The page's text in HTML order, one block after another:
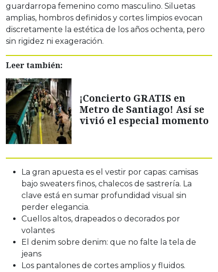
guardarropa femenino como masculino. Siluetas
amplias, hombros definidos y cortes limpios evocan
discretamente la estética de los años ochenta, pero
sin rigidez ni exageración.
Leer también:
¡Concierto GRATIS en
Metro de Santiago! Así se
vivió el especial momento
La gran apuesta es el vestir por capas: camisas
bajo sweaters finos, chalecos de sastrería. La
clave está en sumar profundidad visual sin
perder elegancia.
Cuellos altos, drapeados o decorados por
volantes
El denim sobre denim: que no falte la tela de
jeans
Los pantalones de cortes amplios y fluidos.